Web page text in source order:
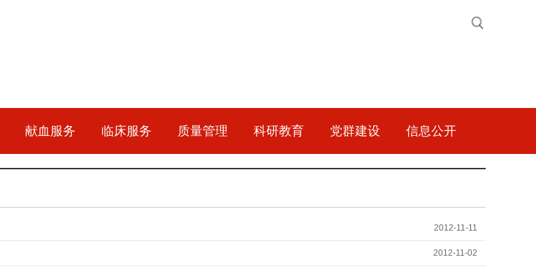
献血服务 临床服务 质量管理 科研教育 党群建设 信息公开
2012-11-11
2012-11-02